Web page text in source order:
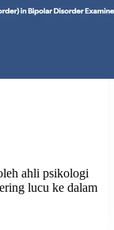
ahli psikologi
lucu ke dalam